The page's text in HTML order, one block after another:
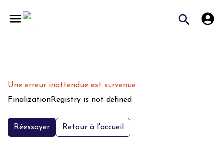
Une erreur inattendue est survenue
FinalizationRegistry is not defined
Réessayer Retour à l'accueil